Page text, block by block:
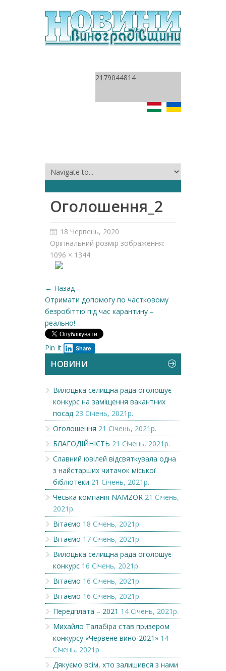
2179044814
Оголошення_2
18 Червень, 2020
Орігінальний розмір зображення:
1096 × 1344
← Назад
Отримати допомогу по частковому
безробіттю під час карантину –
реально!
Pin It Share
НОВИНИ
Вилоцька селищна рада оголошує
конкурс на заміщення вакантних
посад 23 Січень, 2021р.
Оголошення 21 Січень, 2021р.
БЛАГОДІЙНІСТЬ 21 Січень, 2021р.
Славний ювілей відсвяткувала одна
з найстарших читачок міської
бібліотеки 21 Січень, 2021р.
Чеська компанія NAMZOR 21 Січень,
2021р.
Вітаємо 18 Січень, 2021р.
Вітаємо 17 Січень, 2021р.
Вилоцька селищна рада оголошує
конкурс 16 Січень, 2021р.
Вітаємо 16 Січень, 2021р.
Вітаємо 16 Січень, 2021р.
Передплата – 2021 14 Січень, 2021р.
Михайло Талабіра став призером
конкурсу «Червене вино-2021» 14
Січень, 2021р.
Дякуємо всім, хто залишився з нами